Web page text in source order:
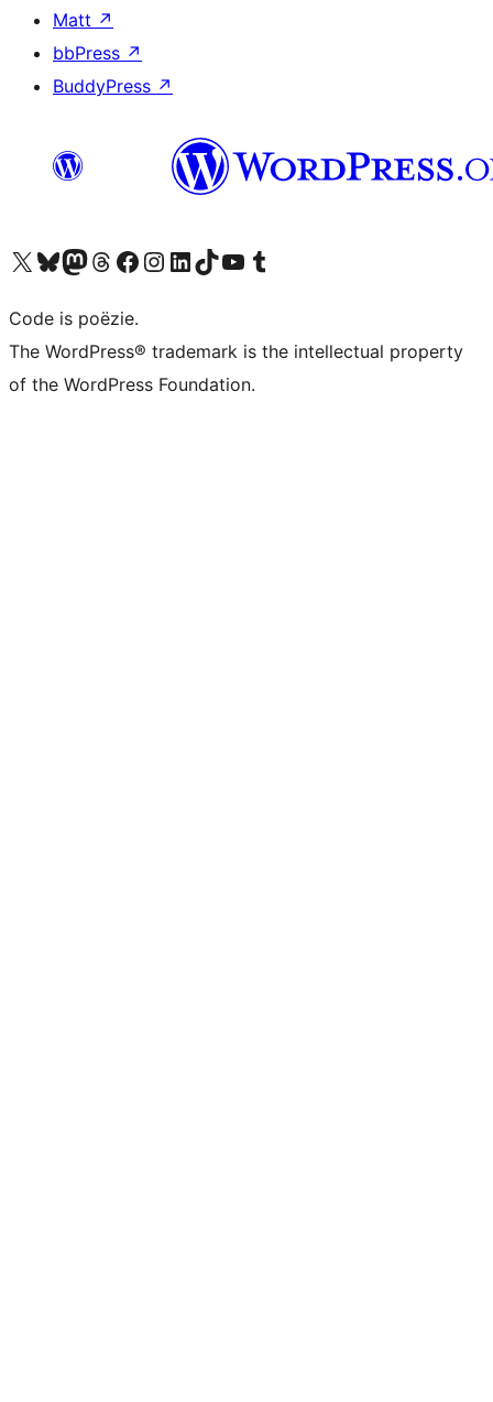
Matt ↗
bbPress ↗
BuddyPress ↗
Bezoek ons X (voorheen Twitter) account
Bezoek ons Bluesky account
Bezoek ons Mastodon account
Bezoek ons Threads account
Onze Facebook pagina bezoeken
Bezoek ons Instagram account
Bezoek ons LinkedIn account
Bezoek ons TikTok account
Bezoek ons YouTube kanaalBezoek ons Tumblr account
Code is poëzie.
The WordPress® trademark is the intellectual property
of the WordPress Foundation.